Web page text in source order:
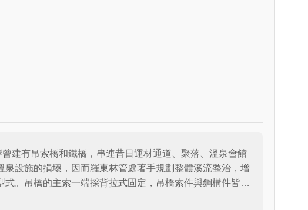
建有吊索橋和鐵橋，串連昔日運材通道、聚落、溫泉會館
設施的損壞，因而羅東林管處著手規劃整體溪流整治，增
。吊橋的主索一端採背拉式固定，吊橋索件與鋼構件皆是
蝶「寬尾鳳蝶」客製鋼刻飾件來點綴其中，融入在地生態